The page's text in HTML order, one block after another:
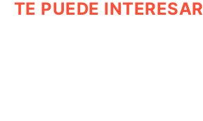
TE PUEDE INTERESAR